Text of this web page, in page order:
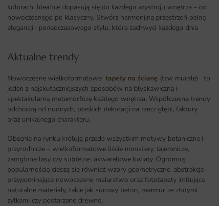
kolorach. Idealnie dopasują się do każdego wystroju wnętrza – od
nowoczesnego po klasyczny. Stwórz harmonijną przestrzeń pełną
elegancji i ponadczasowego stylu, która zachwyci każdego dnia
Aktualne trendy​
Nowoczesne wielkoformatowe tapety na ścianę (tzw murale) to
jeden z najskuteczniejszych sposobów na błyskawiczną i
spektakularną metamorfozę każdego wnętrza. Współczesne trendy
odchodzą od nudnych, płaskich dekoracji na rzecz głębi, faktury
oraz unikalnego charakteru.
Obecnie na rynku królują przede wszystkim motywy botaniczne i
przyrodnicze – wielkoformatowe liście monstery, tajemnicze,
zamglone lasy czy subtelne, akwarelowe kwiaty. Ogromną
popularnością cieszą się również wzory geometryczne, abstrakcje
przypominające nowoczesne malarstwo oraz fototapety imitujące
naturalne materiały, takie jak surowy beton, marmur ze złotymi
żyłkami czy postarzane drewno.